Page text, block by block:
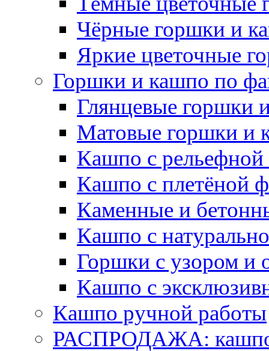
Чёрные горшки и
Яркие цветочные
Горшки и кашпо по
Глянцевые горшки
Матовые горшки и
Кашпо с рельефной
Кашпо с плетёной
Каменные и
Кашпо с
Горшки с узором и
Кашпо с
Кашпо ручной работы
РАСПРОДАЖА: кашпо